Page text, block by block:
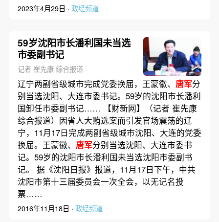
2023年4月29日 · 政经频道
59岁沈阳市长潘利国未当选
市委副书记
记者 崔先康 综合报道
辽宁两副省级城市完成党委换届，王蒙徽、 唐军分
别当选沈阳、大连市委书记。59岁的沈阳市长潘利
国卸任市委副书记…… 【财新网】（记者 崔先康
综合报道）因省人大贿选案而引发官场震荡的辽
宁，11月17日完成两副省级城市沈阳、大连的党委
换届。王蒙徽、 唐军分别当选沈阳、大连市委书
记。59岁的沈阳市长潘利国未当选沈阳市委副书
记。 据《沈阳日报》报道，11月17日下午，中共
沈阳市第十三届委员会一次全会，以无记名投
票……
2016年11月18日 · 政经频道